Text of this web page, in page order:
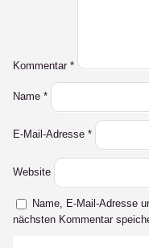
Kommentar *
Name *
E-Mail-Adresse *
Website
Name, E-Mail-Adresse
nächsten Kommentar